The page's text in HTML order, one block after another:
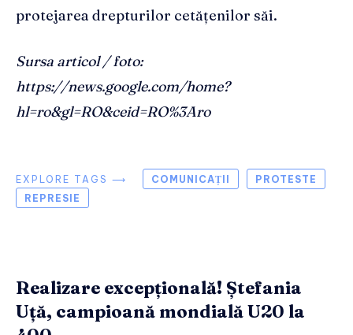
protejarea drepturilor cetățenilor săi.
Sursa articol / foto:
https://news.google.com/home?
hl=ro&gl=RO&ceid=RO%3Aro
EXPLORE TAGS ⟶ COMUNICAȚII
PROTESTE
REPRESIE
Realizare excepțională! Ștefania
Uță, campioană mondială U20 la